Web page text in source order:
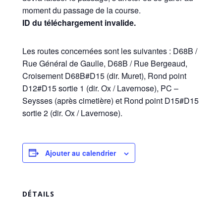
moment du passage de la course.
ID du téléchargement invalide.
Les routes concernées sont les suivantes : D68B /
Rue Général de Gaulle, D68B / Rue Bergeaud,
Croisement D68B#D15 (dir. Muret), Rond point
D12#D15 sortie 1 (dir. Ox / Lavernose), PC –
Seysses (après cimetière) et Rond point D15#D15
sortie 2 (dir. Ox / Lavernose).
Ajouter au calendrier
DÉTAILS